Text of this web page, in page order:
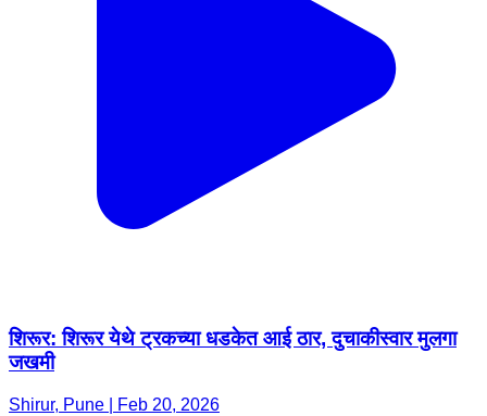
शिरूर: शिरूर येथे ट्रकच्या धडकेत आई ठार, दुचाकीस्वार मुलगा
जखमी
Shirur, Pune | Feb 20, 2026